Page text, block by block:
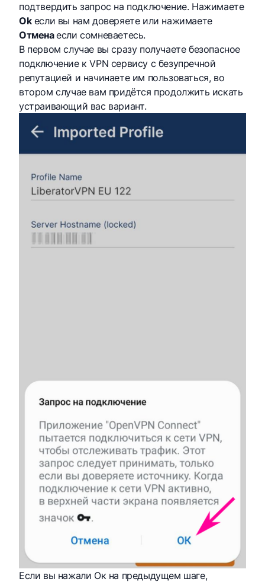
подтвердить запрос на подключение. Нажимаете
Okесли вы нам доверяете или нажимаете
Отменаесли сомневаетесь.
В первом случае вы сразу получаете безопасное
подключение к VPN сервису с безупречной
репутацией и начинаете им пользоваться, во
втором случае вам придётся продолжить искать
устраивающий вас вариант.
Если вы нажали Ок на предыдущем шаге,